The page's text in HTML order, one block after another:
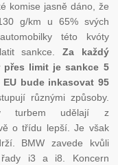
komise jasně dáno, že
g/km u 65% svých
této kvóty
sankce.Za každý
přes limit je sankce 5
bude inkasovat 95
různými způsoby.
turbem udělají z
o třídu lepší. Je však
BMW zavede kvůli
i3 a i8. Koncern